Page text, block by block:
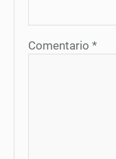
Comentario *